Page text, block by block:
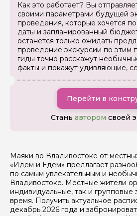
Как это работает? Вы
своими параметрами будущей
проведения, которые хочется
даты и запланированный
останется только ожидать
проведение экскурсии по этим
гиды точно расскажут
факты и покажут удивляющие,
Перейти в
Стань автором своей
Маяки во Владивостоке от
«Идем и Едем» предлагает
по самым увлекательным и
Владивостоке. Местные жители
индивидуальные, так и групповые
время. Получить актуальное
декабрь 2026 года и
Ваша электронная почта
Ваш номер телефона
Вопросы и комментарии
Если у вас есть интересующие
Я даю своё согласие на
данных
Отправить